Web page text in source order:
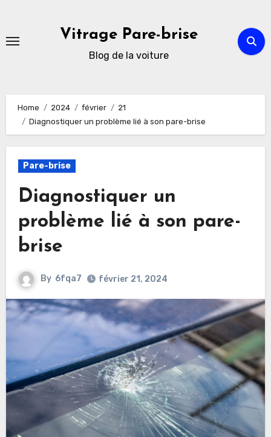
content
Vitrage Pare-brise
Blog de la voiture
Home 2024 février
21
Diagnostiquer un problème lié à son pare-brise
Pare-brise
Diagnostiquer un
problème lié à son pare-
brise
By 6fqa7 février 21, 2024